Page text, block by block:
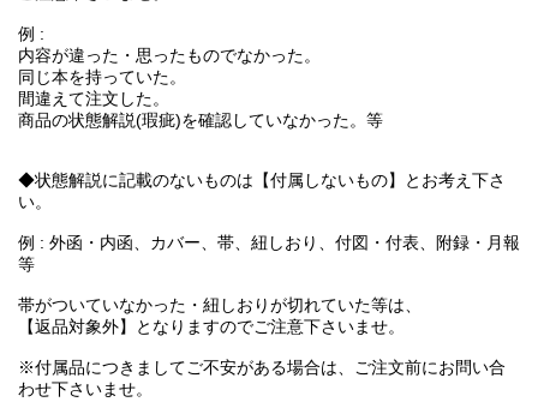
例 :
内容が違った・思ったものでなかった。
同じ本を持っていた。
間違えて注文した。
商品の状態解説(瑕疵)を確認していなかった。等
◆状態解説に記載のないものは【付属しないもの】とお考え下さ
い。
例 : 外函・内函、カバー、帯、紐しおり、付図・付表、附録・月報
等
帯がついていなかった・紐しおりが切れていた等は、
【返品対象外】となりますのでご注意下さいませ。
※付属品につきましてご不安がある場合は、ご注文前にお問い合
わせ下さいませ。